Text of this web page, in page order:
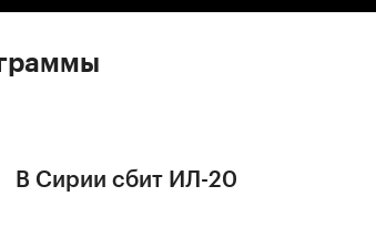
В Сирии сбит ИЛ-20